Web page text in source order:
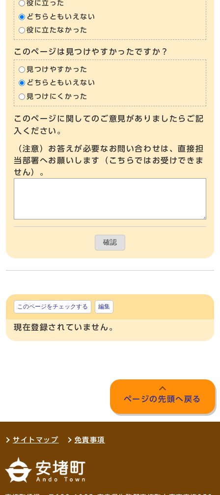
役に立った
どちらともいえない
役に立たなかった
このページは見つけやすかったですか？
見つけやすかった
どちらともいえない
見つけにくかった
このページに関してのご意見がありましたらご記
入ください。
（注意）お答えが必要なお問い合わせは、直接担
当部署へお願いします（こちらではお受けできま
せん）。
確認
このページをチェックする 編集
現在登録されていません。
ページの先頭へ戻る
サイトマップ 免責事項